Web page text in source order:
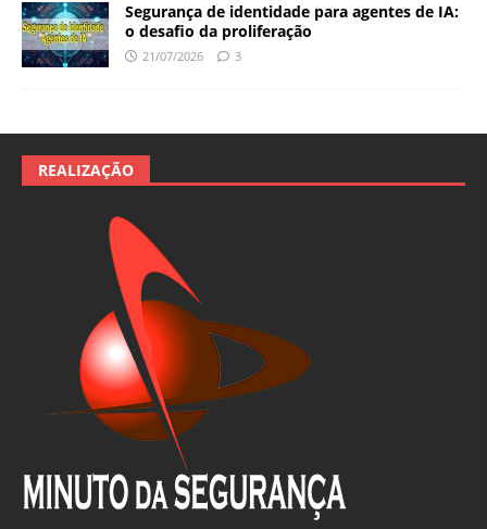
Segurança de identidade para agentes de IA:
o desafio da proliferação
21/07/2026 3
REALIZAÇÃO